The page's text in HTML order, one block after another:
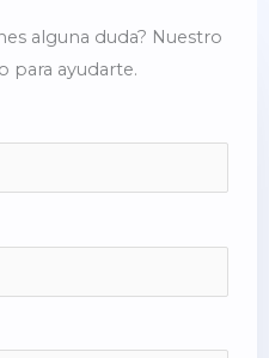
alguna duda? Nuestro
para ayudarte.